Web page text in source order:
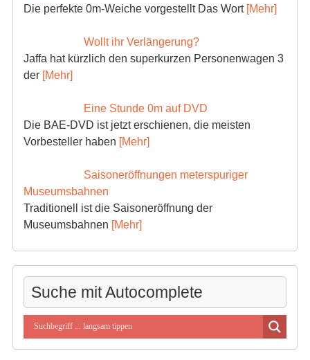
Die perfekte 0m-Weiche vorgestellt Das Wort [Mehr]
Wollt ihr Verlängerung?
Jaffa hat kürzlich den superkurzen Personenwagen 3
der [Mehr]
Eine Stunde 0m auf DVD
Die BAE-DVD ist jetzt erschienen, die meisten
Vorbesteller haben [Mehr]
Saisoneröffnungen meterspuriger
Museumsbahnen
Traditionell ist die Saisoneröffnung der
Museumsbahnen [Mehr]
Suche mit Autocomplete